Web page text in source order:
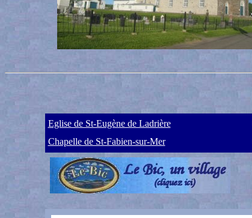
Eglise de St-Eugène de Ladrière
Chapelle de St-Fabien-sur-Mer